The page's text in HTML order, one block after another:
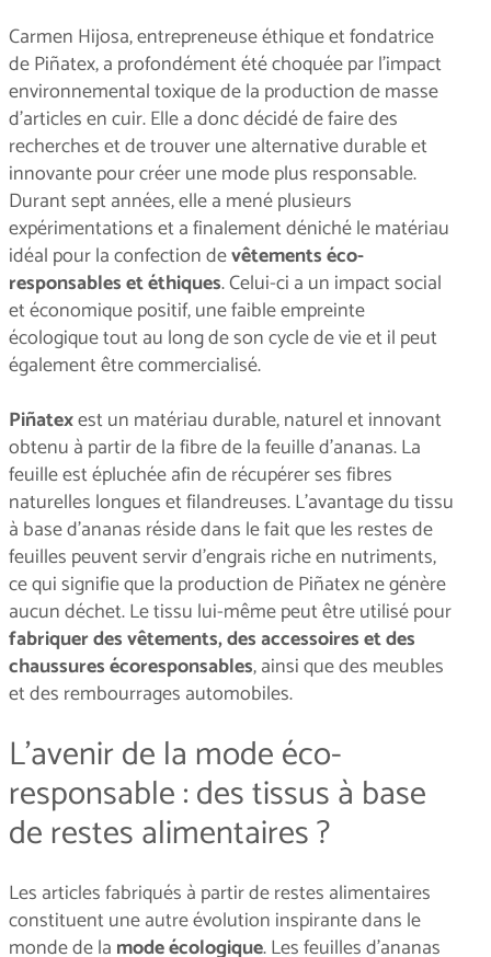
Carmen Hijosa, entrepreneuse éthique et fondatrice
de Piñatex, a profondément été choquée par l’impact
environnemental toxique de la production de masse
d’articles en cuir. Elle a donc décidé de faire des
recherches et de trouver une alternative durable et
innovante pour créer une mode plus responsable.
Durant sept années, elle a mené plusieurs
expérimentations et a finalement déniché le matériau
idéal pour la confection devêtements éco-
responsables et éthiques. Celui-ci a un impact social
et économique positif, une faible empreinte
écologique tout au long de son cycle de vie et il peut
également être commercialisé.
Piñatexest un matériau durable, naturel et innovant
obtenu à partir de la fibre de la feuille d’ananas. La
feuille est épluchée afin de récupérer ses fibres
naturelles longues et filandreuses. L’avantage du tissu
à base d'ananas réside dans le fait que les restes de
feuilles peuvent servir d’engrais riche en nutriments,
ce qui signifie que la production de Piñatex ne génère
aucun déchet. Le tissu lui-même peut être utilisé pour
fabriquer des vêtements, des accessoires et des
chaussures écoresponsables, ainsi que des meubles
et des rembourrages automobiles.
L’avenir de la mode éco-
responsable : des tissus à base
de restes alimentaires ?
Les articles fabriqués à partir de restes alimentaires
constituent une autre évolution inspirante dans le
monde de la mode écologique. Les feuilles d’ananas